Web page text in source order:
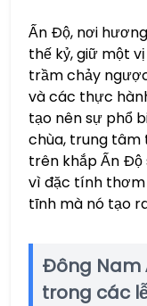
Ấn Độ, nơi
thế kỷ, giữ một
trầm chảy
và các thực
tạo nên sự phổ
chùa, trung tâm
trên khắp Ấn
vì đặc tính
tĩnh mà nó tạo
Đông Nam
trong các